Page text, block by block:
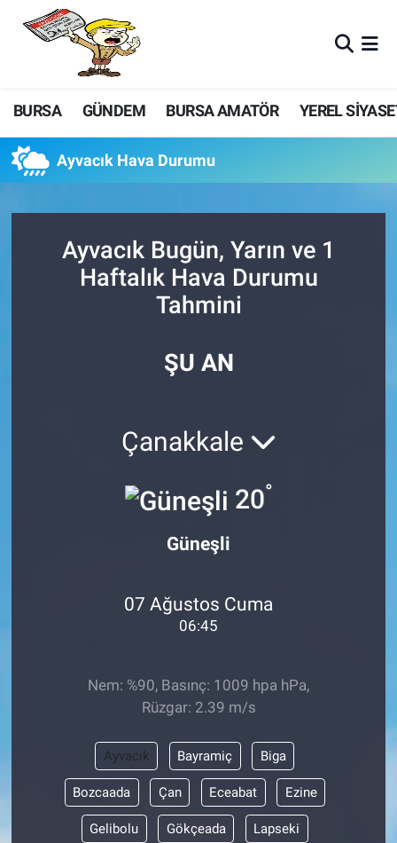
BURSA GÜNDEM BURSA AMATÖR YEREL
Ayvacık Hava Durumu
Ayvacık Bugün, Yarın ve 1
Haftalık Hava Durumu
Tahmini
ŞU AN
Çanakkale
20°
Güneşli
07 Ağustos Cuma
06:45
Nem: %90, Basınç: 1009 hpa hPa,
Rüzgar: 2.39 m/s
Ayvacık Bayramiç Biga
Bozcaada Çan Eceabat Ezine
Gelibolu Gökçeada Lapseki